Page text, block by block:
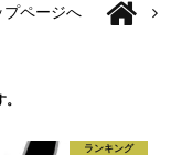
プページへ
ランキング